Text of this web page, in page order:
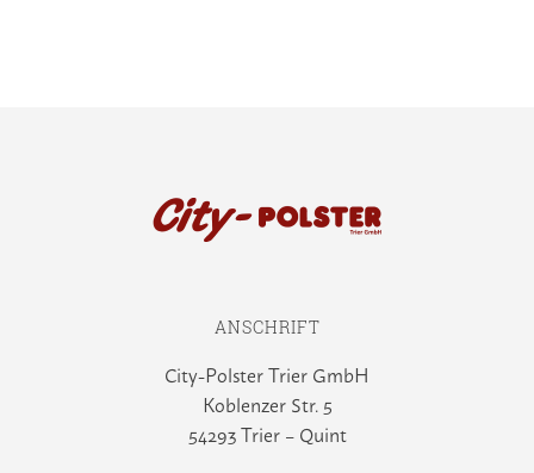
ANSCHRIFT
City-Polster Trier GmbH
Koblenzer Str. 5
54293 Trier – Quint